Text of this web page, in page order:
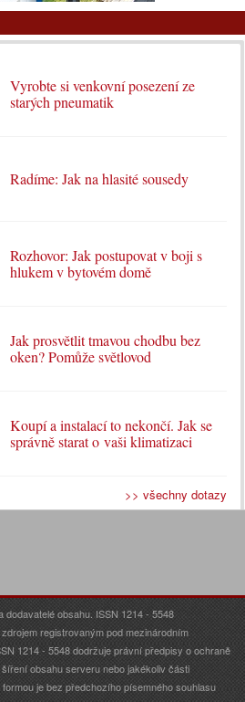
Vyrobte si venkovní posezení ze
starých pneumatik
Radíme: Jak na hlasité sousedy
Rozhovor: Jak postupovat v boji s
hlukem v bytovém domě
Jak prosvětlit tmavou chodbu bez
oken? Pomůže světlovod
Koupí a instalací to nekončí. Jak se
správně starat o vaši klimatizaci
>> všechny dotazy
dodavatelé obsahu. ISSN 1214 - 5548
registrovaným pod mezinárodním
1214 - 5548 dodržuje právní předpisy o ochraně
obsahu serveru nebo jakékoliv části
je bez předchozího písemného souhlasu